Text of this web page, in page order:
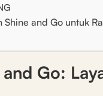
Shine and Go untuk
Go: